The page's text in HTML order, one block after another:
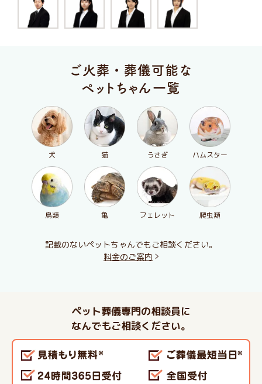
犬 猫 うさぎ ハムスター
鳥類 亀 フェレット 爬虫類
記載のないペットちゃんでもご相談ください。
料金のご案内
ペット葬儀専門の相談員に
なんでもご相談ください。